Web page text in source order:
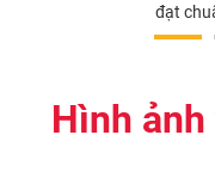
đạt
Hình